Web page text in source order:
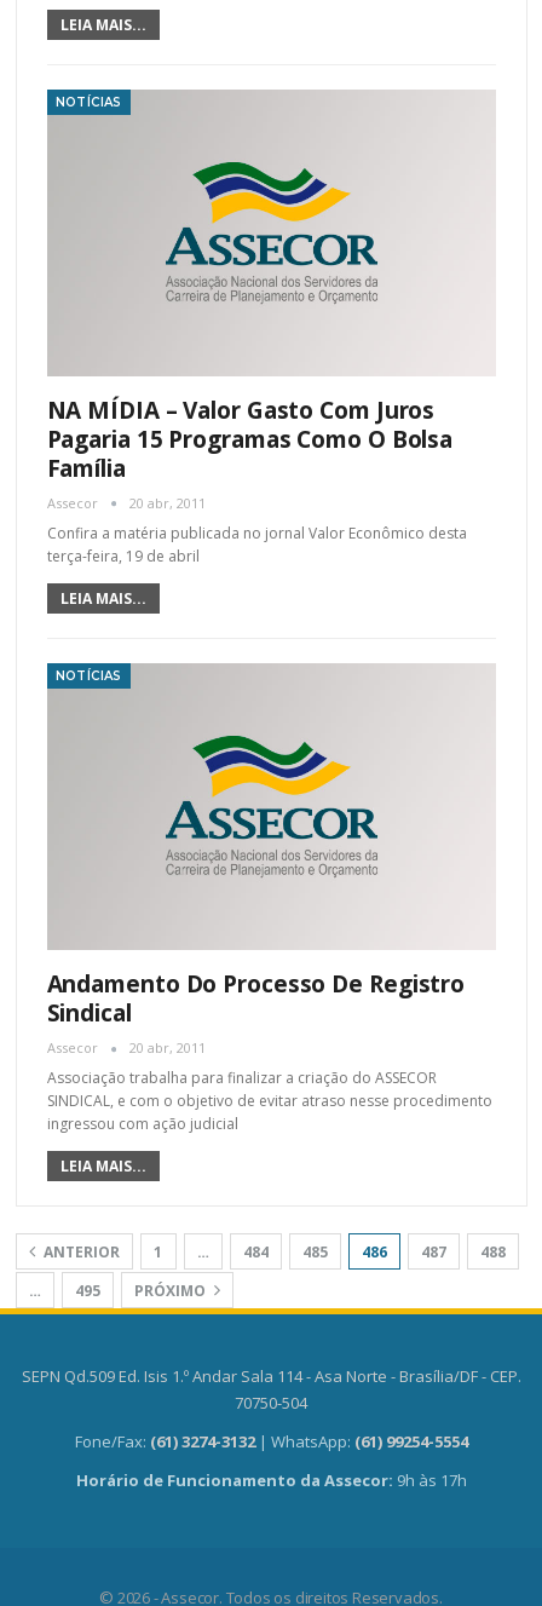
LEIA MAIS...
NOTÍCIAS
NA MÍDIA – Valor Gasto Com Juros
Pagaria 15 Programas Como O Bolsa
Família
Assecor 20 abr, 2011
Confira a matéria publicada no jornal Valor Econômico desta
terça-feira, 19 de abril
LEIA MAIS...
NOTÍCIAS
Andamento Do Processo De Registro
Sindical
Assecor 20 abr, 2011
Associação trabalha para finalizar a criação do ASSECOR
SINDICAL, e com o objetivo de evitar atraso nesse procedimento
ingressou com ação judicial
LEIA MAIS...
ANTERIOR 1 … 484 485 486 487
488
…
495 PRÓXIMO
SEPN Qd.509 Ed. Isis 1.º Andar Sala 114 - Asa Norte - Brasília/DF - CEP.
70750-504
Fone/Fax: (61) 3274-3132 | WhatsApp: (61) 99254-5554
Horário de Funcionamento da Assecor: 9h às 17h
© 2026 - Assecor. Todos os direitos Reservados.